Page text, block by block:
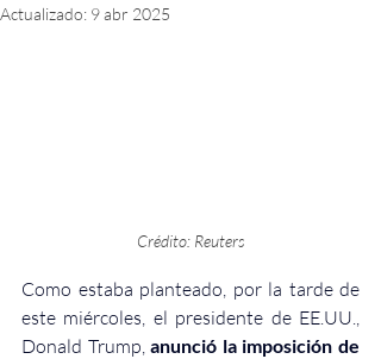
Actualizado: 9 abr 2025
Crédito: Reuters
Como estaba planteado, por la tarde de
este miércoles, el presidente de EE.UU.,
Donald Trump, anunció la imposición de